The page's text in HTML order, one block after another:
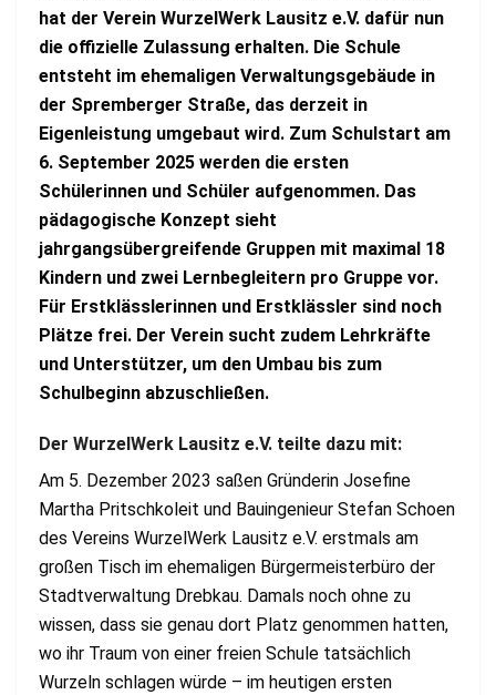
hat der Verein WurzelWerk Lausitz e.V. dafür nun
die offizielle Zulassung erhalten. Die Schule
entsteht im ehemaligen Verwaltungsgebäude in
der Spremberger Straße, das derzeit in
Eigenleistung umgebaut wird. Zum Schulstart am
6. September 2025 werden die ersten
Schülerinnen und Schüler aufgenommen. Das
pädagogische Konzept sieht
jahrgangsübergreifende Gruppen mit maximal 18
Kindern und zwei Lernbegleitern pro Gruppe vor.
Für Erstklässlerinnen und Erstklässler sind noch
Plätze frei. Der Verein sucht zudem Lehrkräfte
und Unterstützer, um den Umbau bis zum
Schulbeginn abzuschließen.
Der WurzelWerk Lausitz e.V. teilte dazu mit:
Am 5. Dezember 2023 saßen Gründerin Josefine
Martha Pritschkoleit und Bauingenieur Stefan Schoen
des Vereins WurzelWerk Lausitz e.V. erstmals am
großen Tisch im ehemaligen Bürgermeisterbüro der
Stadtverwaltung Drebkau. Damals noch ohne zu
wissen, dass sie genau dort Platz genommen hatten,
wo ihr Traum von einer freien Schule tatsächlich
Wurzeln schlagen würde – im heutigen ersten